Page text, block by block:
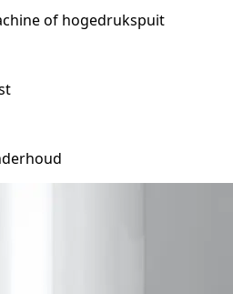
of hogedrukspuit